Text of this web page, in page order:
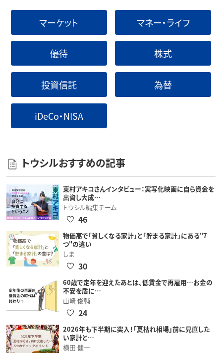
マーケット マネー・ライフ
優待 株式
投資信託 為替
iDeCo・NISA
トウシルおすすめの記事
東村アキコさんインタビュー：実写化映画に自ら資金を
出資し大成…
トウシル編集チーム
46
物価高で「貧しくなる家計」と「貯まる家計」にある"7
つ"の違い
しま
30
60歳で定年を迎えたあとは、低賃金で再雇用…お金の
不安を盾に…
山崎 俊輔
24
2026年も下半期に突入！「夏枯れ相場」前に見直した
い家計と…
横田 健一